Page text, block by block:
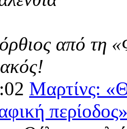
από τη
Μαρτίνς: